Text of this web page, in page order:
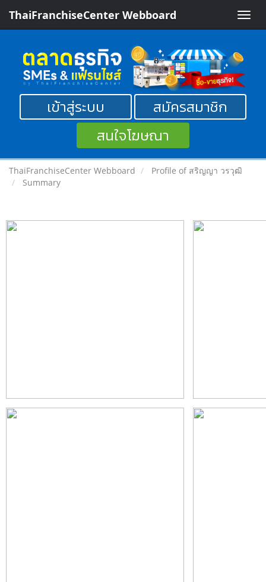
Toggle
ThaiFranchiseCenter Webboard
เข้าสู่ระบบ
สมัครสมาชิก
สนใจโฆษณา
ThaiFranchiseCenter Webboard
Profile of สริญญา วรวุฒิ
Summary